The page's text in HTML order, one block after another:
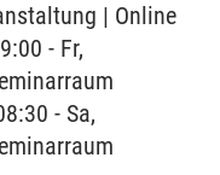
| Online
- Fr,
- Sa,